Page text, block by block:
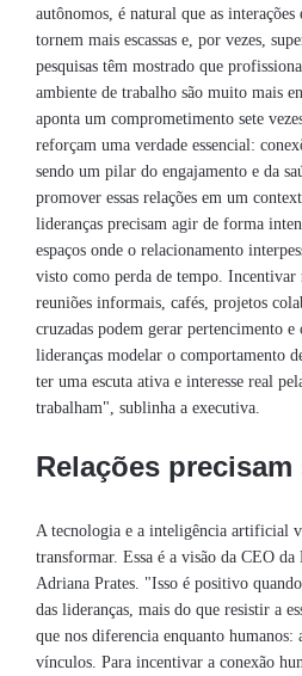
autônomos, é natural que as interações
tornem mais escassas e, por vezes,
pesquisas têm mostrado que
ambiente de trabalho são muito mais
aponta um comprometimento sete
reforçam uma verdade essencial:
sendo um pilar do engajamento e da
promover essas relações em um
lideranças precisam agir de forma
espaços onde o relacionamento
visto como perda de tempo.
reuniões informais, cafés, projetos
cruzadas podem gerar pertencimento
lideranças modelar o comportamento
ter uma escuta ativa e interesse real
trabalham", sublinha a executiva.
Relações
A tecnologia e a inteligência artificial
transformar. Essa é a visão da CEO
Adriana Prates. "Isso é positivo
das lideranças, mais do que resistir a
que nos diferencia enquanto humanos:
vínculos. Para incentivar a conexão